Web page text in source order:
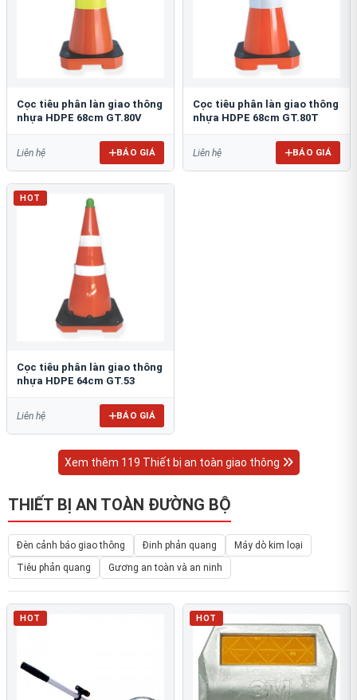
Cọc tiêu phân làn giao thông
nhựa HDPE 68cm GT.80V
Liên hệ BÁO GIÁ
Cọc tiêu phân làn giao thông
nhựa HDPE 68cm GT.80T
Liên hệ BÁO GIÁ
HOT
Cọc tiêu phân làn giao thông
nhựa HDPE 64cm GT.53
Liên hệ BÁO GIÁ
Xem thêm 119 Thiết bị an toàn giao thông
THIẾT BỊ AN TOÀN ĐƯỜNG BỘ
Đèn cảnh báo giao thông Đinh phản quang
Máy dò kim loại
Tiêu phản quang
Gương an toàn và an ninh
HOT HOT